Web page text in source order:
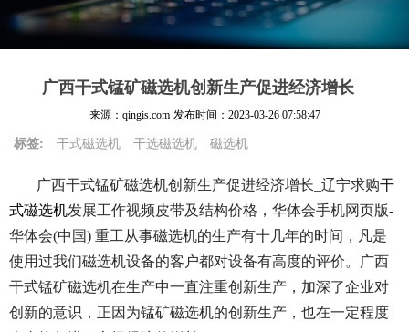
广西干式锰矿磁选机创新生产促进经济增长
来源：qingis.com 发布时间： 2023-03-26 07:58:47
标签: 干式磁选机 干选磁选机 磁选机
广西干式锰矿磁选机创新生产促进经济增长_辽宁求购干
式磁选机发展工作视频皮带及结构价格，华体会手机网页版-
华体会(中国) 重工从事磁选机的生产有十几年的时间，凡是
使用过我们磁选机设备的客户都对设备有高度的评价。广西
干式锰矿磁选机在生产中一直注重创新生产，加深了企业对
创新的意识，正因为锰矿磁选机的创新生产，也在一定程度